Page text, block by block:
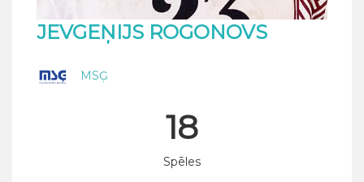
JEVGEŅIJS ROGONOVS
MSĢ
18
Spēles